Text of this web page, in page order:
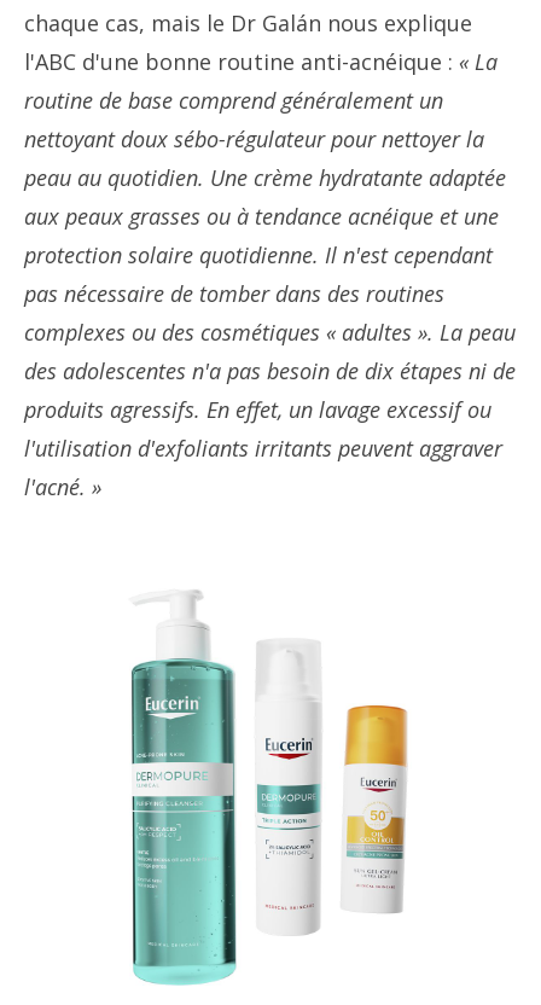
chaque cas, mais le Dr Galán nous explique
l'ABC d'une bonne routine anti-acnéique : « La
routine de base comprend généralement un
nettoyant doux sébo-régulateur pour nettoyer la
peau au quotidien. Une crème hydratante adaptée
aux peaux grasses ou à tendance acnéique et une
protection solaire quotidienne. Il n'est cependant
pas nécessaire de tomber dans des routines
complexes ou des cosmétiques « adultes ». La peau
des adolescentes n'a pas besoin de dix étapes ni de
produits agressifs. En effet, un lavage excessif ou
l'utilisation d'exfoliants irritants peuvent aggraver
l'acné. »